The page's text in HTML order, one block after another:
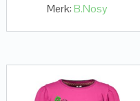
Merk:B.Nosy